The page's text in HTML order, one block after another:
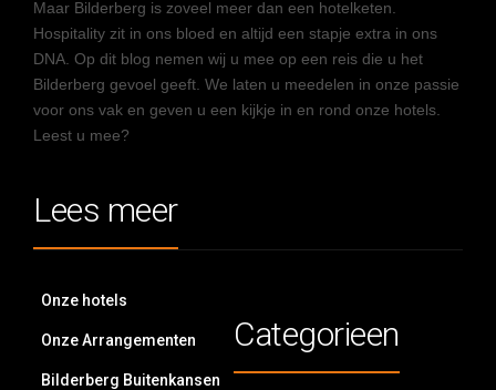
Maar Bilderberg is zoveel meer dan een hotelketen.
Hospitality zit in ons bloed en altijd een stapje extra in ons
DNA. Op dit blog nemen wij u mee op een reis die u het
Bilderberg gevoel geeft. We laten u meedelen in onze passie
voor ons vak en geven u een kijkje in en rond onze hotels.
Leest u mee?
Lees meer
Onze hotels
Onze Arrangementen
Bilderberg Buitenkansen
Categorieen